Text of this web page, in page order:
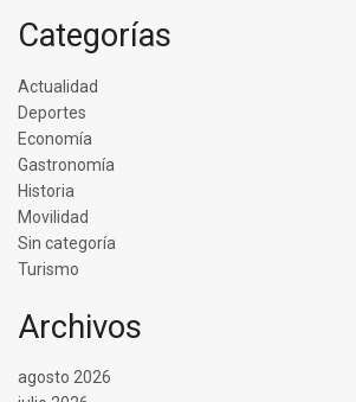
Categorías
Actualidad
Deportes
Economía
Gastronomía
Historia
Movilidad
Sin categoría
Turismo
Archivos
agosto 2026